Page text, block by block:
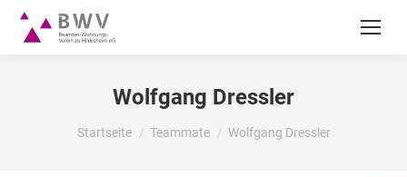
Wolfgang Dressler
Du bist hier:
Startseite Teammate Wolfgang Dressler